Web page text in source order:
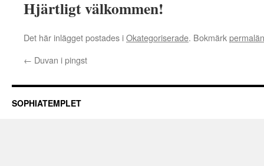
Hjärtligt välkommen!
Det här inlägget postades iOkategoriserade. Bokmärk
← Duvan i pingst
SOPHIATEMPLET